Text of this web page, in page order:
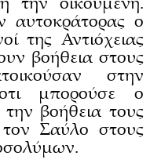
αυτοκράτορας ο
της Αντιόχειας
βοήθεια στους
στην
μπορούσε ο
βοήθεια τους
Σαύλο στους